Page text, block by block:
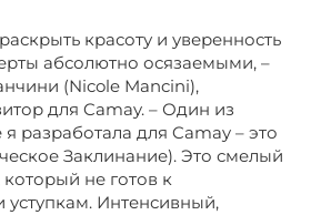
красоту и уверенность
абсолютно осязаемыми, –
(Nicole Mancini),
для Camay. – Один из
разработала для Camay – это
Заклинание). Это смелый
не готов к
Интенсивный,